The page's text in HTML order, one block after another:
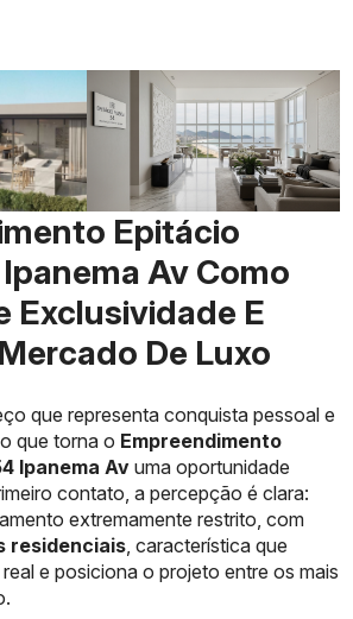
Epitácio
Av Como
Exclusividade E
De Luxo
que representa conquista pessoal e
que torna o Empreendimento
Ipanema Av uma oportunidade
contato, a percepção é clara:
extremamente restrito, com
residenciais , característica que
e posiciona o projeto entre os mais